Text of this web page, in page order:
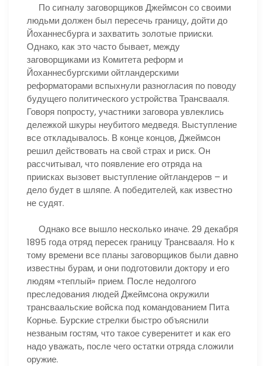
По сигналу заговорщиков Джеймсон со своими
людьми должен был пересечь границу, дойти до
Йоханнесбурга и захватить золотые прииски.
Однако, как это часто бывает, между
заговорщиками из Комитета реформ и
Йоханнесбургскими ойтландерскими
реформаторами вспыхнули разногласия по поводу
будущего политического устройства Трансвааля.
Говоря попросту, участники заговора увлеклись
дележкой шкуры неубитого медведя. Выступление
все откладывалось. В конце концов, Джеймсон
решил действовать на свой страх и риск. Он
рассчитывал, что появление его отряда на
приисках вызовет выступление ойтландеров – и
дело будет в шляпе. А победителей, как известно
не судят.
Однако все вышло несколько иначе. 29 декабря
1895 года отряд пересек границу Трансвааля. Но к
тому времени все планы заговорщиков были давно
известны бурам, и они подготовили доктору и его
людям «теплый» прием. После недолгого
преследования людей Джеймсона окружили
трансваальские войска под командованием Пита
Корнье. Бурские стрелки быстро объяснили
незваным гостям, что такое суверенитет и как его
надо уважать, после чего остатки отряда сложили
оружие.